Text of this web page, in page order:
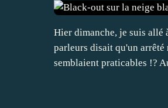
Hier dimanche, je suis allé
parleurs disait qu'un
semblaient praticables !?